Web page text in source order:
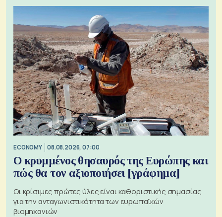
ECONOMY 08.08.2026, 07:00
Ο κρυμμένος θησαυρός της Ευρώπης και
πώς θα τον αξιοποιήσει [γράφημα]
Οι κρίσιμες πρώτες ύλες είναι καθοριστικής σημασίας
για την ανταγωνιστικότητα των ευρωπαϊκών
βιομηχανιών